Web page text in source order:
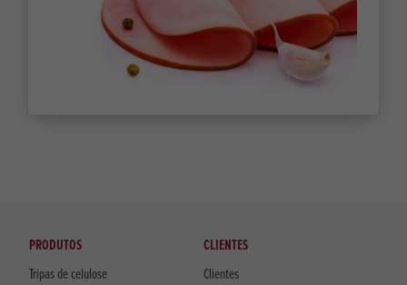
PRODUTOS
Tripas de celulose
CLIENTES
Clientes